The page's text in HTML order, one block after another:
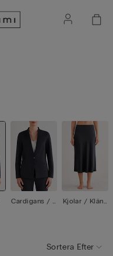
Cardigans / J
Kjolar / Klänn
Sortera Efter